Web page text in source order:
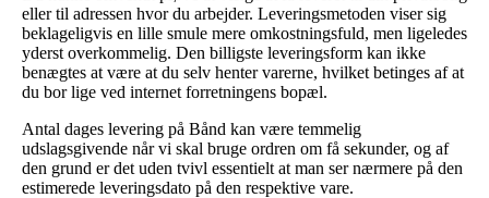
eller til adressen hvor du arbejder. Leveringsmetoden viser sig
beklageligvis en lille smule mere omkostningsfuld, men ligeledes
yderst overkommelig. Den billigste leveringsform kan ikke
benægtes at være at du selv henter varerne, hvilket betinges af at
du bor lige ved internet forretningens bopæl.
Antal dages levering på Bånd kan være temmelig
udslagsgivende når vi skal bruge ordren om få sekunder, og af
den grund er det uden tvivl essentielt at man ser nærmere på den
estimerede leveringsdato på den respektive vare.